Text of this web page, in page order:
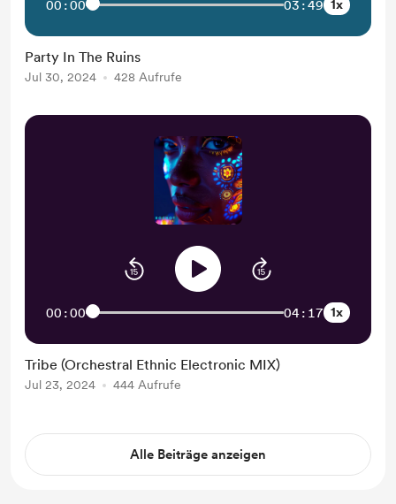
00:00 03:49 1x
Party In The Ruins
Jul 30, 2024 428 Aufrufe
00:00 04:17 1x
Tribe (Orchestral Ethnic Electronic MIX)
Jul 23, 2024 444 Aufrufe
Alle Beiträge anzeigen